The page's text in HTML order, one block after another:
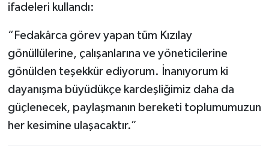
ifadeleri kullandı:
“Fedakârca görev yapan tüm Kızılay
gönüllülerine, çalışanlarına ve yöneticilerine
gönülden teşekkür ediyorum. İnanıyorum ki
dayanışma büyüdükçe kardeşliğimiz daha da
güçlenecek, paylaşmanın bereketi toplumumuzun
her kesimine ulaşacaktır.”